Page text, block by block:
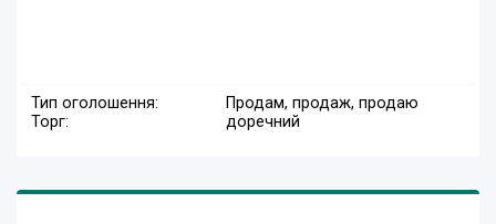
Тип оголошення:
Продам, продаж, продаю
Торг:
доречний